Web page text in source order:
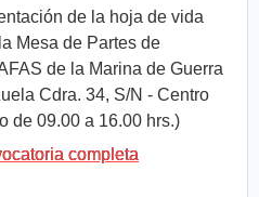
de la hoja de vida
Mesa de Partes de
de la Marina de Guerra
Cdra. 34, S/N - Centro
de 09.00 a 16.00 hrs.)
completa